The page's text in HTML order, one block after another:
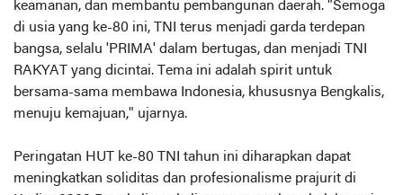
keamanan, dan membantu pembangunan daerah. "Semoga
di usia yang ke-80 ini, TNI terus menjadi garda terdepan
bangsa, selalu 'PRIMA' dalam bertugas, dan menjadi TNI
RAKYAT yang dicintai. Tema ini adalah spirit untuk
bersama-sama membawa Indonesia, khususnya Bengkalis,
menuju kemajuan," ujarnya.
​Peringatan HUT ke-80 TNI tahun ini diharapkan dapat
meningkatkan soliditas dan profesionalisme prajurit di